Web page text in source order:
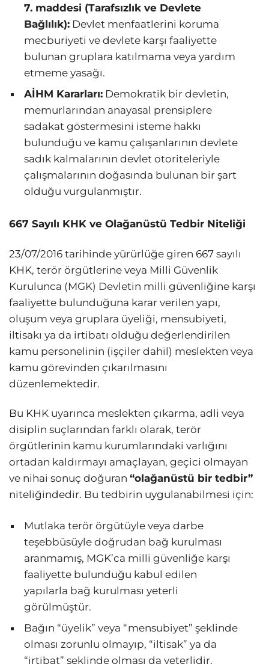
7. maddesi (Tarafsızlık ve Devlete
Bağlılık): Devlet menfaatlerini koruma
mecburiyeti ve devlete karşı faaliyette
bulunan gruplara katılmama veya yardım
etmeme yasağı.
AİHM Kararları: Demokratik bir devletin,
memurlarından anayasal prensiplere
sadakat göstermesini isteme hakkı
bulunduğu ve kamu çalışanlarının devlete
sadık kalmalarının devlet otoriteleriyle
çalışmalarının doğasında bulunan bir şart
olduğu vurgulanmıştır.
667 Sayılı KHK ve Olağanüstü Tedbir Niteliği
23/07/2016 tarihinde yürürlüğe giren 667 sayılı
KHK, terör örgütlerine veya Milli Güvenlik
Kurulunca (MGK) Devletin milli güvenliğine karşı
faaliyette bulunduğuna karar verilen yapı,
oluşum veya gruplara üyeliği, mensubiyeti,
iltisakı ya da irtibatı olduğu değerlendirilen
kamu personelinin (işçiler dahil) meslekten veya
kamu görevinden çıkarılmasını
düzenlemektedir.
Bu KHK uyarınca meslekten çıkarma, adli veya
disiplin suçlarından farklı olarak, terör
örgütlerinin kamu kurumlarındaki varlığını
ortadan kaldırmayı amaçlayan, geçici olmayan
ve nihai sonuç doğuran “olağanüstü bir tedbir”
niteliğindedir. Bu tedbirin uygulanabilmesi için:
Mutlaka terör örgütüyle veya darbe
teşebbüsüyle doğrudan bağ kurulması
aranmamış, MGK’ca milli güvenliğe karşı
faaliyette bulunduğu kabul edilen
yapılarla bağ kurulması yeterli
görülmüştür.
Bağın “üyelik” veya “mensubiyet” şeklinde
olması zorunlu olmayıp, “iltisak” ya da
“irtibat” şeklinde olması da yeterlidir.